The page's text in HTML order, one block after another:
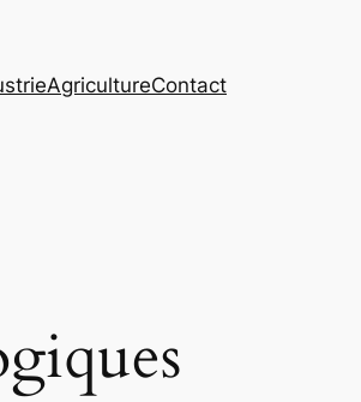
AgricultureContact